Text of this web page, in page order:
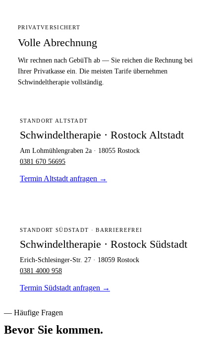
PRIVATVERSICHERT
Volle Abrechnung
Wir rechnen nach GebüTh ab — Sie reichen die Rechnung bei
Ihrer Privatkasse ein. Die meisten Tarife übernehmen
Schwindeltherapie vollständig.
STANDORT ALTSTADT
Schwindeltherapie · Rostock Altstadt
Am Lohmühlengraben 2a · 18055 Rostock
0381 670 56695
Termin Altstadt anfragen →
STANDORT SÜDSTADT · BARRIEREFREI
Schwindeltherapie · Rostock Südstadt
Erich-Schlesinger-Str. 27 · 18059 Rostock
0381 4000 958
Termin Südstadt anfragen →
— Häufige Fragen
Bevor Sie kommen.